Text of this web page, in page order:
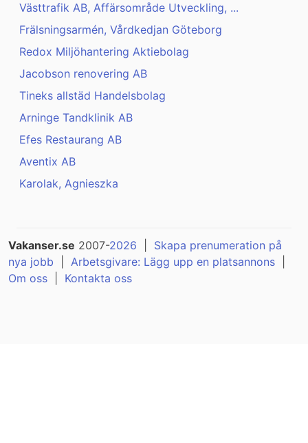
Västtrafik AB, Affärsområde Utveckling, ...
Frälsningsarmén, Vårdkedjan Göteborg
Redox Miljöhantering Aktiebolag
Jacobson renovering AB
Tineks allstäd Handelsbolag
Arninge Tandklinik AB
Efes Restaurang AB
Aventix AB
Karolak, Agnieszka
Vakanser.se 2007-2026
Skapa prenumeration på
nya jobb
Arbetsgivare: Lägg upp en platsannons
Om oss
Kontakta oss